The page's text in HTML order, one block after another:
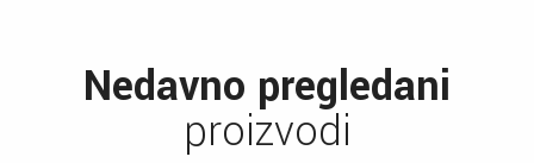
Nedavno pregledani
proizvodi